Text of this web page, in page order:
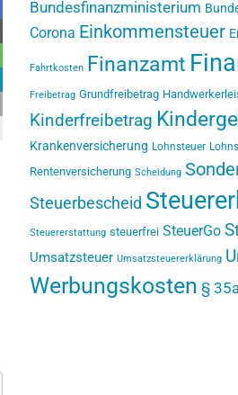
Bundesfinanzministerium
Corona Einkommensteuer
Fahrtkosten Finanzamt
Freibetrag Grundfreibetrag
Kinderfreibetrag
Krankenversicherung Lohnsteuer
Rentenversicherung Scheidung
Steuerbescheid
Steuererstattung steuerfrei SteuerGo
Umsatzsteuer Umsatzsteuererklärung
Werbungskosten §